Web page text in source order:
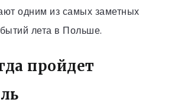
одним из самых заметных
лета в Польше.
пройдет